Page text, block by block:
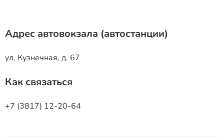
Адрес автовокзала (автостанции)
ул. Кузнечная, д. 67
Как связаться
+7 (3817) 12-20-64